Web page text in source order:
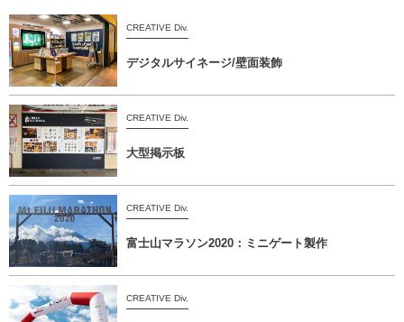
CREATIVE Div.
デジタルサイネージ/壁面装飾
CREATIVE Div.
大型掲示板
CREATIVE Div.
富士山マラソン2020：ミニゲート製作
CREATIVE Div.